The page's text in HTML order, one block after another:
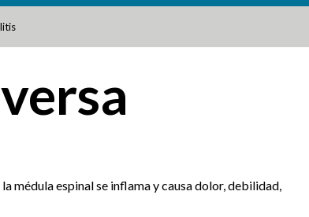
médula espinal se inflama y causa dolor, debilidad,